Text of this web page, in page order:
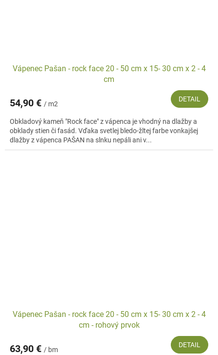
Vápenec Pašan - rock face 20 - 50 cm x 15- 30 cm x 2 - 4
cm
54,90 € / m2
DETAIL
Obkladový kameň "Rock face" z vápenca je vhodný na dlažby a
obklady stien či fasád. Vďaka svetlej bledo-žltej farbe vonkajšej
dlažby z vápenca PAŠAN na slnku nepáli ani v...
Vápenec Pašan - rock face 20 - 50 cm x 15- 30 cm x 2 - 4
cm - rohový prvok
63,90 € / bm
DETAIL